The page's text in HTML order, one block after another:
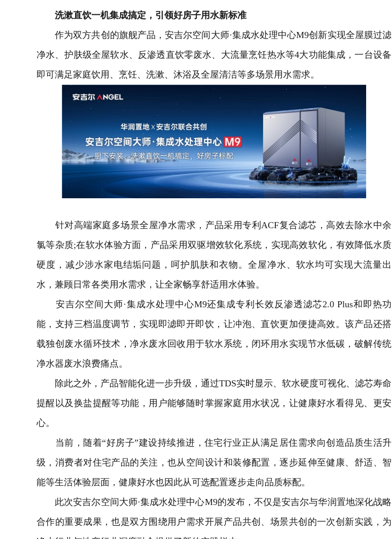
洗漱直饮一机集成搞定，引领好房子用水新标准
作为双方共创的旗舰产品，安吉尔空间大师·集成水处理中心M9创新实现全屋膜过滤
净水、护肤级全屋软水、反渗透直饮零废水、大流量烹饪热水等4大功能集成，一台设备
即可满足家庭饮用、烹饪、洗漱、沐浴及全屋清洁等多场景用水需求。
针对高端家庭多场景全屋净水需求，产品采用专利ACF复合滤芯，高效去除水中余
氯等杂质;在软水体验方面，产品采用双驱增效软化系统，实现高效软化，有效降低水质
硬度，减少涉水家电结垢问题，呵护肌肤和衣物。全屋净水、软水均可实现大流量出
水，兼顾日常各类用水需求，让全家畅享舒适用水体验。
安吉尔空间大师·集成水处理中心M9还集成专利长效反渗透滤芯2.0 Plus和即热功
能，支持三档温度调节，实现即滤即开即饮，让冲泡、直饮更加便捷高效。该产品还搭
载独创废水循环技术，净水废水 回收 用于软水系统，闭环用水实现节水低碳，破解传统
净水器废水浪费痛点。
除此之外，产品智能化进一步升级，通过TDS实时显示、软水硬度可视化、滤芯寿命
提醒以及换盐提醒等功能，用户能够随时掌握家庭用水状况，让健康好水看得见、更安
心。
当前，随着“好房子”建设持续推进，住宅行业正从满足居住需求向创造品质生活升
级，消费者对住宅产品的关注，也从空间设计和装修配置，逐步延伸至健康、舒适、智
能等生活体验层面，健康好水也因此从可选配置逐步走向品质标配。
此次安吉尔空间大师·集成水处理中心M9的发布，不仅是安吉尔与华润置地深化战略
合作的重要成果，也是双方围绕用户需求开展产品共创、场景共创的一次创新实践，为